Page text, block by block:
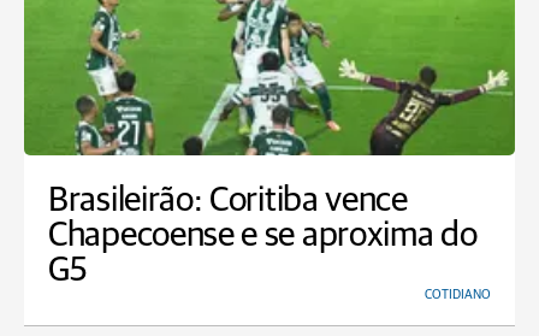
Brasileirão: Coritiba vence
Chapecoense e se aproxima do
G5
COTIDIANO